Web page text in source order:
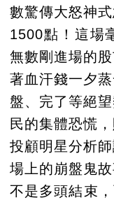
數驚傳大怒神
1500點！這場
無數剛進場的
著血汗錢一夕
盤、完了等絕
民的集體恐慌
投顧明星分析
場上的崩盤鬼
不是多頭結束